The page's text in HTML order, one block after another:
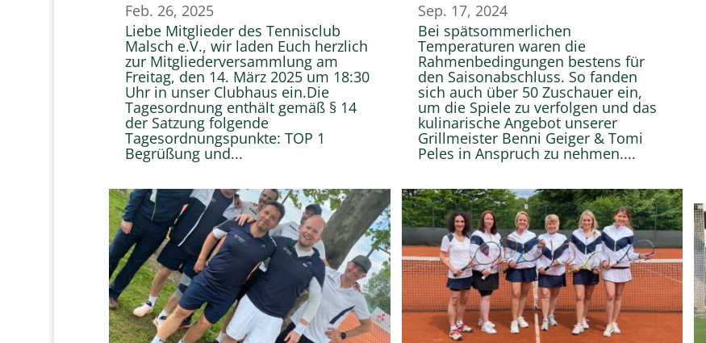
Feb. 26, 2025
Liebe Mitglieder des Tennisclub
Malsch e.V., wir laden Euch herzlich
zur Mitgliederversammlung am
Freitag, den 14. März 2025 um 18:30
Uhr in unser Clubhaus ein.Die
Tagesordnung enthält gemäß § 14
der Satzung folgende
Tagesordnungspunkte: TOP 1
Begrüßung und...
Sep. 17, 2024
Bei spätsommerlichen
Temperaturen waren die
Rahmenbedingungen bestens für
den Saisonabschluss. So fanden
sich auch über 50 Zuschauer ein,
um die Spiele zu verfolgen und das
kulinarische Angebot unserer
Grillmeister Benni Geiger & Tomi
Peles in Anspruch zu nehmen....